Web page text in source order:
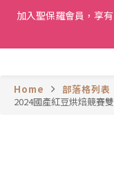
加入聖保羅會員，享
Home 部落格列表
2024國產紅豆烘焙競賽